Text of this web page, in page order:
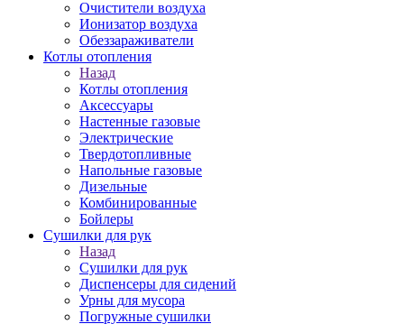
Очистители воздуха
Ионизатор воздуха
Обеззараживатели
Котлы отопления
Назад
Котлы отопления
Аксессуары
Настенные газовые
Электрические
Твердотопливные
Напольные газовые
Дизельные
Комбинированные
Бойлеры
Сушилки для рук
Назад
Сушилки для рук
Диспенсеры для сидений
Урны для мусора
Погружные сушилки